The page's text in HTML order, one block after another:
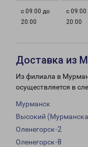
с 09:00 до
20:00
с 09:00
20:00
Доставка из
Из филиала в
осуществляется в
Мурманск
Высокий
Оленегорск-2
Оленегорск-8